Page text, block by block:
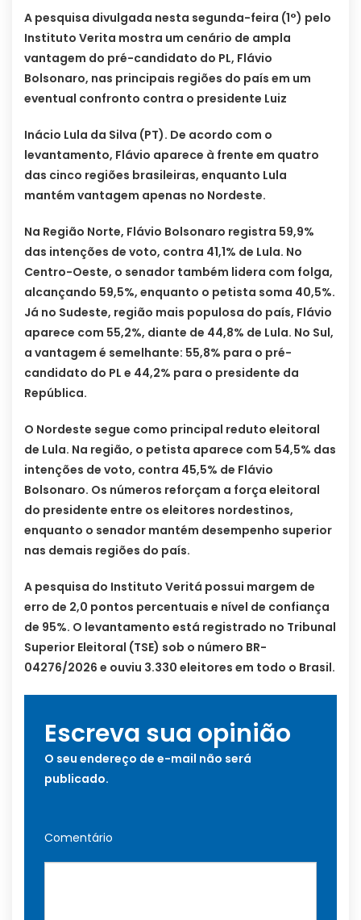
A pesquisa divulgada nesta segunda-feira (1°) pelo
Instituto Verita mostra um cenário de ampla
vantagem do pré-candidato do PL, Flávio
Bolsonaro, nas principais regiões do país em um
eventual confronto contra o presidente Luiz
Inácio Lula da Silva (PT). De acordo com o
levantamento, Flávio aparece à frente em quatro
das cinco regiões brasileiras, enquanto Lula
mantém vantagem apenas no Nordeste.
Na Região Norte, Flávio Bolsonaro registra 59,9%
das intenções de voto, contra 41,1% de Lula. No
Centro-Oeste, o senador também lidera com folga,
alcançando 59,5%, enquanto o petista soma 40,5%.
Já no Sudeste, região mais populosa do país, Flávio
aparece com 55,2%, diante de 44,8% de Lula. No Sul,
a vantagem é semelhante: 55,8% para o pré-
candidato do PL e 44,2% para o presidente da
República.
O Nordeste segue como principal reduto eleitoral
de Lula. Na região, o petista aparece com 54,5% das
intenções de voto, contra 45,5% de Flávio
Bolsonaro. Os números reforçam a força eleitoral
do presidente entre os eleitores nordestinos,
enquanto o senador mantém desempenho superior
nas demais regiões do país.
A pesquisa do Instituto Veritá possui margem de
erro de 2,0 pontos percentuais e nível de confiança
de 95%. O levantamento está registrado no Tribunal
Superior Eleitoral (TSE) sob o número BR-
04276/2026 e ouviu 3.330 eleitores em todo o Brasil.
Escreva sua opinião
O seu endereço de e-mail não será
publicado.
Comentário